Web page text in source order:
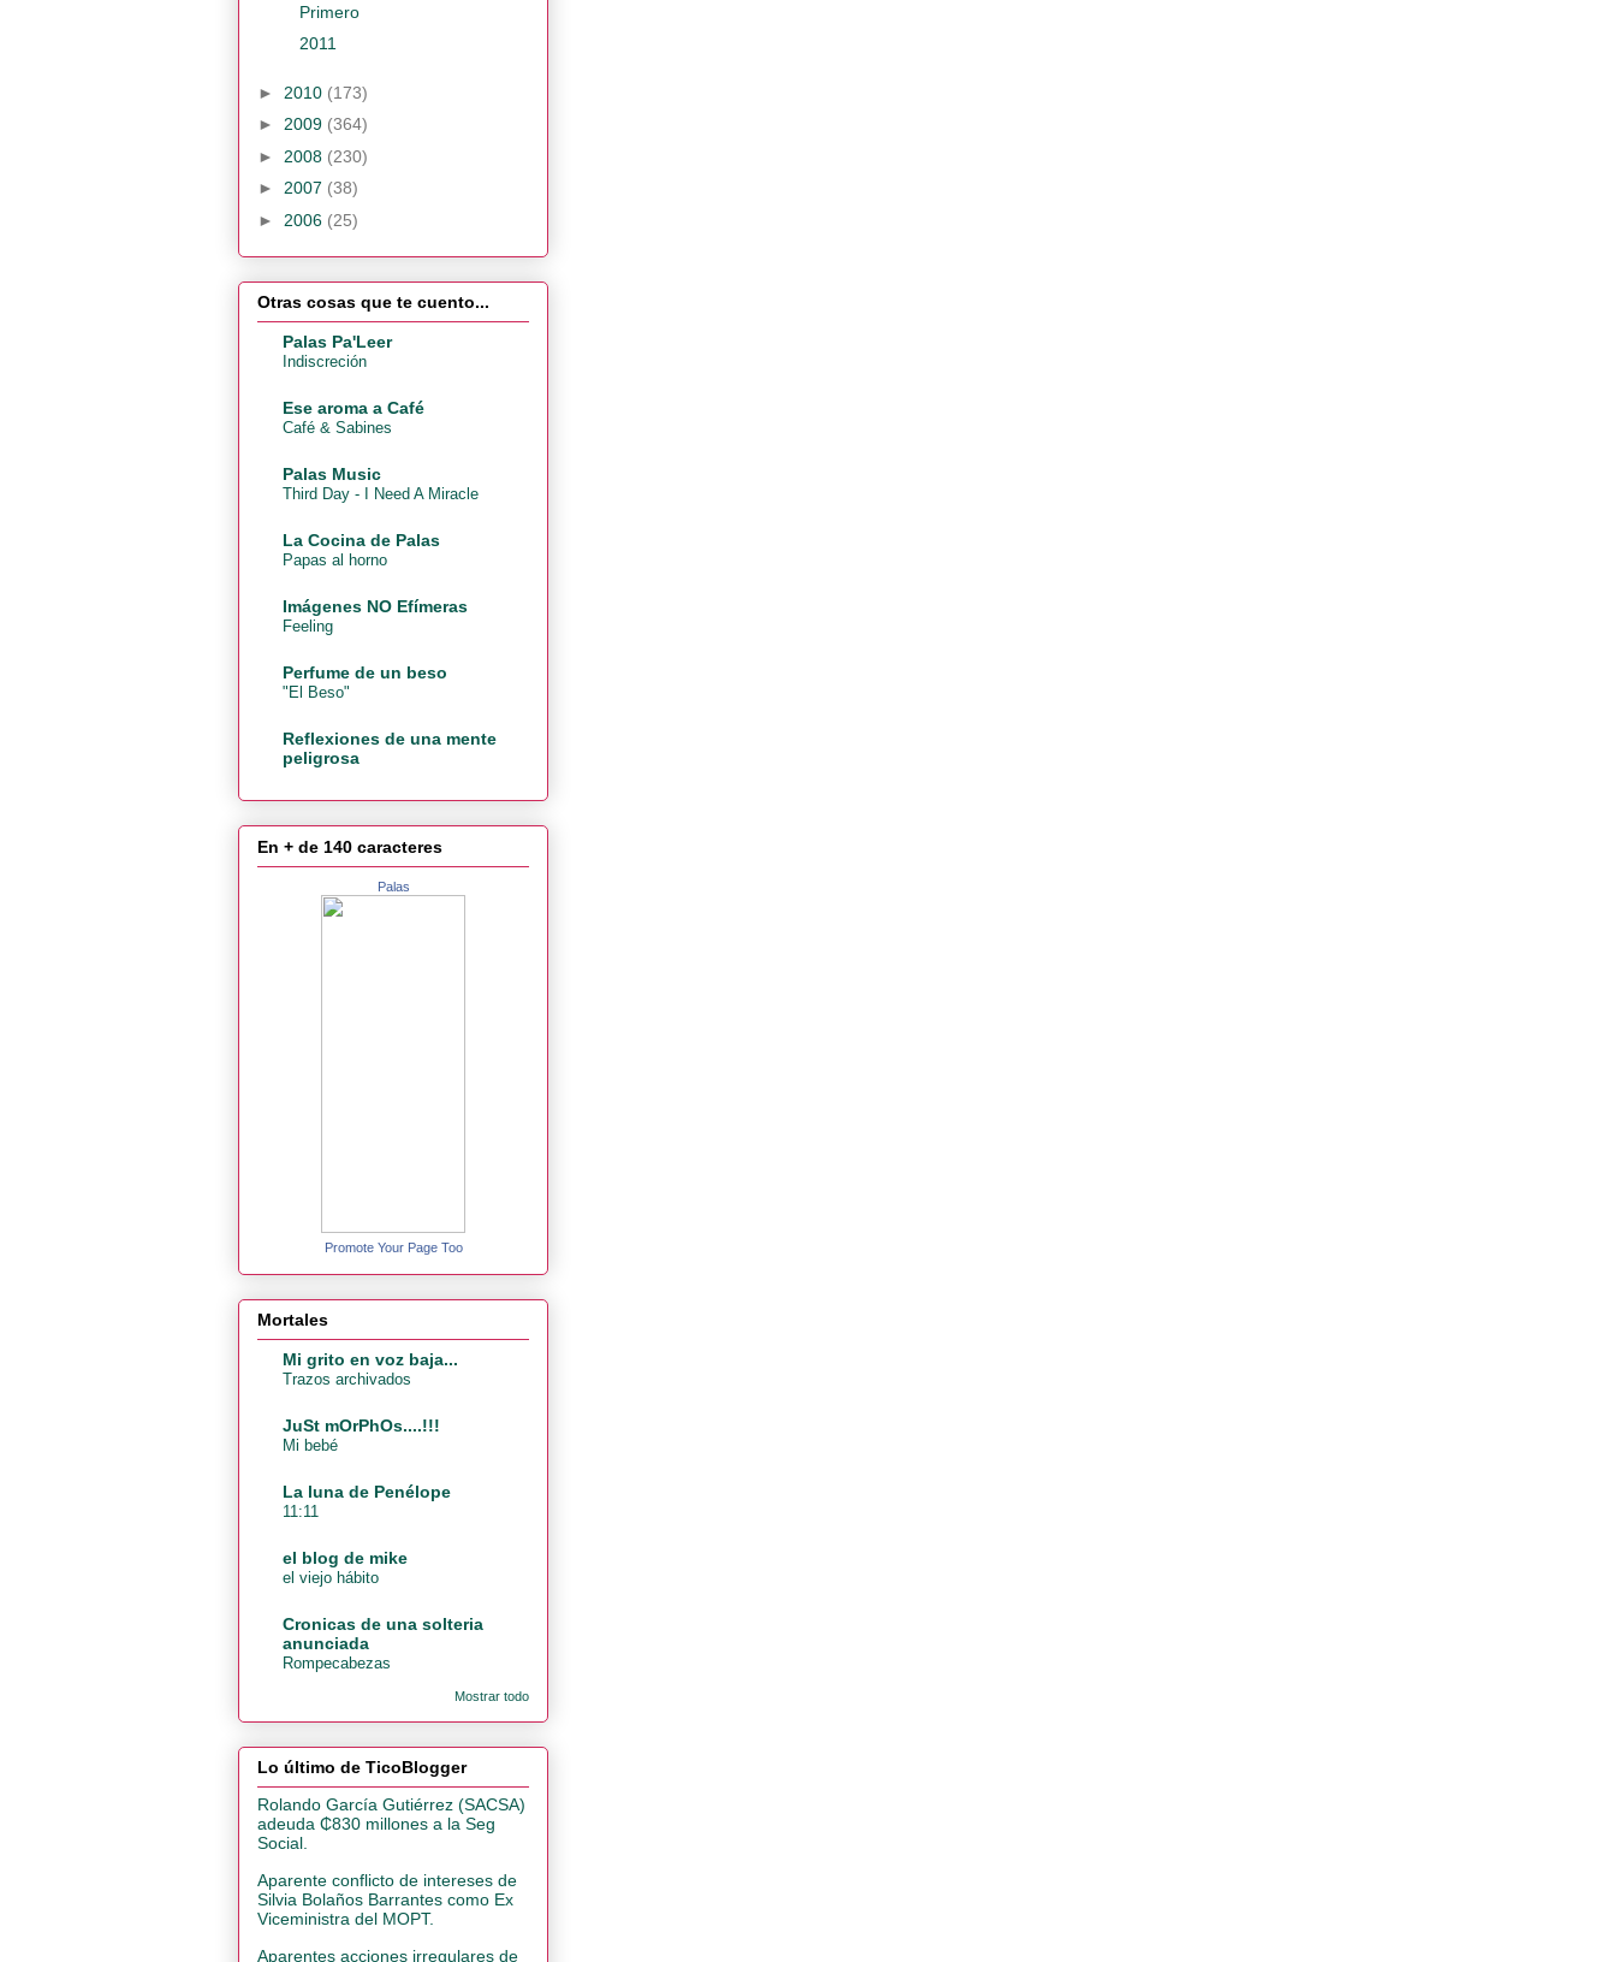
Primero
2011
► 2010 (173)
► 2009 (364)
► 2008 (230)
► 2007 (38)
► 2006 (25)
Otras cosas que te cuento...
Palas Pa'Leer
Indiscreción
Ese aroma a Café
Café & Sabines
Palas Music
Third Day - I Need A Miracle
La Cocina de Palas
Papas al horno
Imágenes NO Efímeras
Feeling
Perfume de un beso
"El Beso"
Reflexiones de una mente
peligrosa
En + de 140 caracteres
Palas
Promote Your Page Too
Mortales
Mi grito en voz baja...
Trazos archivados
JuSt mOrPhOs....!!!
Mi bebé
La luna de Penélope
11:11
el blog de mike
el viejo hábito
Cronicas de una solteria
anunciada
Rompecabezas
Mostrar todo
Lo último de TicoBlogger
Rolando García Gutiérrez (SACSA)
adeuda ₵830 millones a la Seg
Social.
Aparente conflicto de intereses de
Silvia Bolaños Barrantes como Ex
Viceministra del MOPT.
Aparentes acciones irregulares de